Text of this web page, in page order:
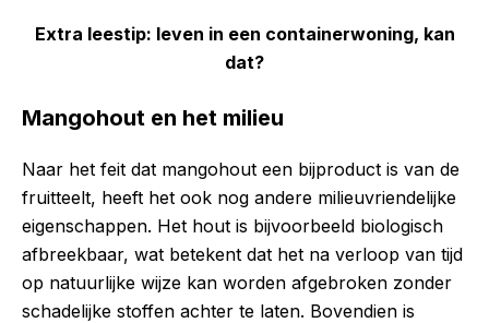
Extra leestip: leven in een containerwoning, kan
dat?
Mangohout en het milieu
Naar het feit dat mangohout een bijproduct is van de
fruitteelt, heeft het ook nog andere milieuvriendelijke
eigenschappen. Het hout is bijvoorbeeld biologisch
afbreekbaar, wat betekent dat het na verloop van tijd
op natuurlijke wijze kan worden afgebroken zonder
schadelijke stoffen achter te laten. Bovendien is